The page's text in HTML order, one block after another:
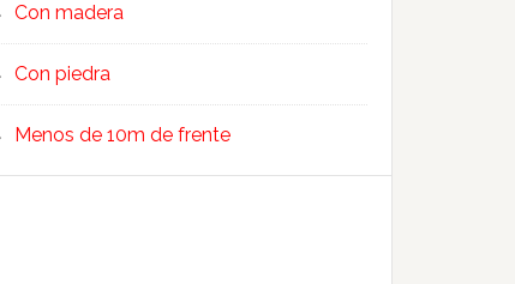
Con madera
Con piedra
Menos de 10m de frente